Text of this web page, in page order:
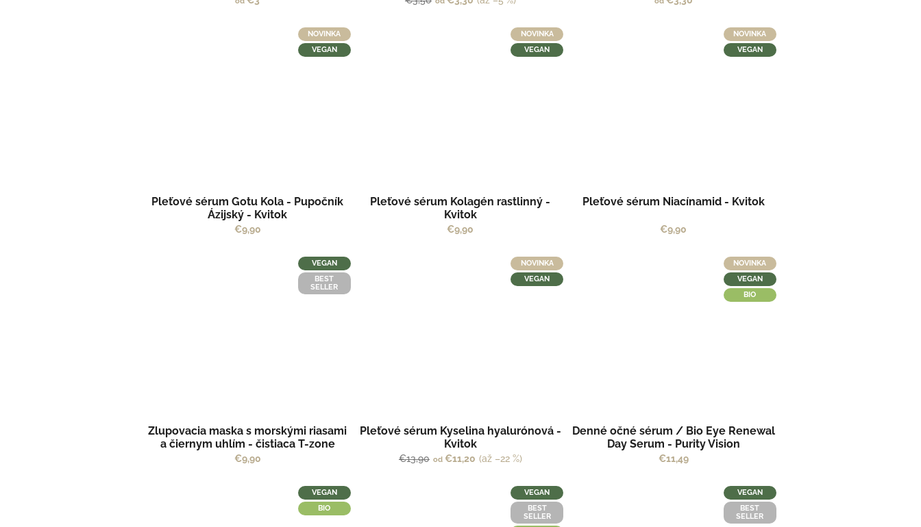
NOVINKA
VEGAN
Pleťové sérum Gotu Kola - Pupočník
Ázijský - Kvitok
€9,90
NOVINKA
VEGAN
Pleťové sérum Kolagén rastlinný -
Kvitok
€9,90
NOVINKA
VEGAN
Pleťové sérum Niacínamid - Kvitok
€9,90
VEGAN
BEST
SELLER
Zlupovacia maska s morskými riasami
a čiernym uhlím - čistiaca T-zone
maska - Kvitok
€9,90
NOVINKA
VEGAN
Pleťové sérum Kyselina hyalurónová -
Kvitok
€13,90 od€11,20 (až –22 %)
NOVINKA
VEGAN
BIO
Denné očné sérum / Bio Eye Renewal
Day Serum - Purity Vision
€11,49
VEGAN
BIO
VEGAN
BEST
SELLER
VEGAN
BEST
SELLER